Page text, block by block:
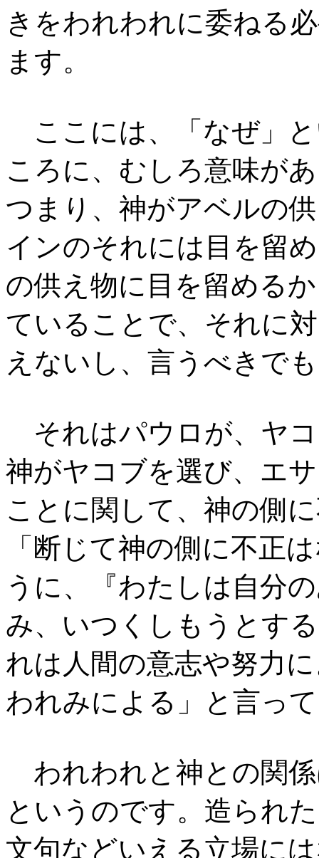
きをわれわれに委ねる
ます。
ここには、「なぜ」
ころに、むしろ意味が
つまり、神がアベルの
インのそれには目を留
の供え物に目を留める
ていることで、それに
えないし、言うべきで
それはパウロが、ヤ
神がヤコブを選び、エ
ことに関して、神の側
「断じて神の側に不正
うに、『わたしは自分
み、いつくしもうとす
れは人間の意志や努力
われみによる」と言っ
われわれと神との関
というのです。造られ
文句などいえる立場に